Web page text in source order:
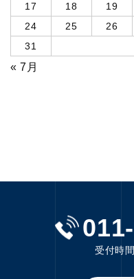
17
18 19
24
25 26
31
« 7月
受付時間